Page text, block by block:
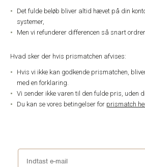
Det fulde beløb bliver altid hævet på din
systemer,
Men vi refunderer differencen så snart
Hvad sker der hvis prismatchen afvises:
Hvis vi ikke kan godkende prismatchen,
med en forklaring.
Vi sender ikke varen til den fulde pris, uden
Du kan se vores betingelser for prismatch